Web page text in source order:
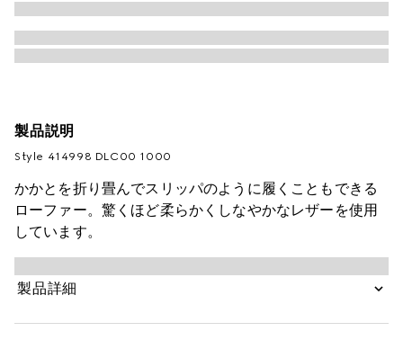
製品説明
Style ‎414998 DLC00 1000
かかとを折り畳んでスリッパのように履くこともできる
ローファー。驚くほど柔らかくしなやかなレザーを使用
しています。
製品詳細